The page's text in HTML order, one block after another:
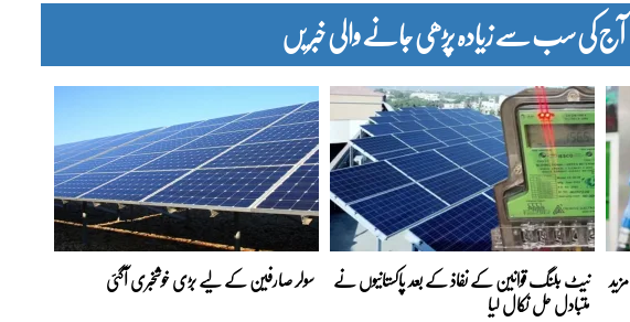
آج کی سب سے زیادہ پڑھی جانے والی خبریں
نیٹ بلنگ قوانین کے نفاذ کے بعد پاکستانیوں نے
متبادل حل نکال لیا
سولر صارفین کے لیے بڑی خوشخبری آگئی